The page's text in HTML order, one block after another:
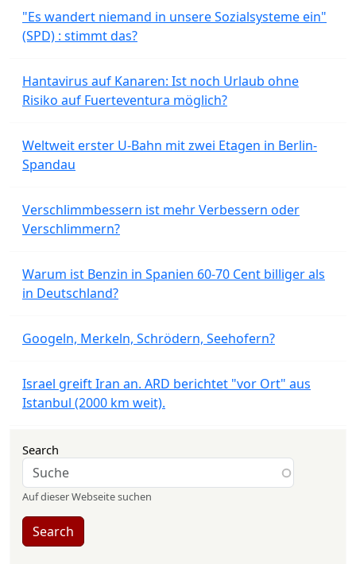
"Es wandert niemand in unsere Sozialsysteme ein"
(SPD) : stimmt das?
Hantavirus auf Kanaren: Ist noch Urlaub ohne
Risiko auf Fuerteventura möglich?
Weltweit erster U-Bahn mit zwei Etagen in Berlin-
Spandau
Verschlimmbessern ist mehr Verbessern oder
Verschlimmern?
Warum ist Benzin in Spanien 60-70 Cent billiger als
in Deutschland?
Googeln, Merkeln, Schrödern, Seehofern?
Israel greift Iran an. ARD berichtet "vor Ort" aus
Istanbul (2000 km weit).
Search
Auf dieser Webseite suchen
Search